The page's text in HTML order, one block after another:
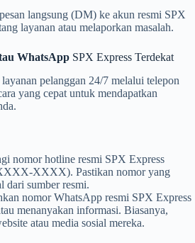
langsung (DM) ke akun resmi SPX
layanan atau melaporkan masalah.
WhatsApp SPX Express Terdekat
pelanggan 24/7 melalui telepon
yang cepat untuk mendapatkan
nomor hotline resmi SPX Express
XXXX). Pastikan nomor yang
dari sumber resmi.
nomor WhatsApp resmi SPX Express
menanyakan informasi. Biasanya,
atau media sosial mereka.